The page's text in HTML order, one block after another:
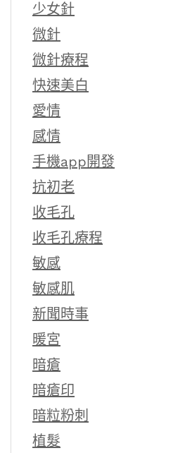
少女針
微針
微針療程
快速美白
愛情
感情
手機app開發
抗初老
收毛孔
收毛孔療程
敏感
敏感肌
新聞時事
暖宮
暗瘡
暗瘡印
暗粒粉刺
植髮